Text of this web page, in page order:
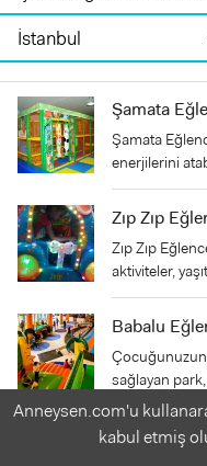
Şamata
Şamata
enerjilerini
Zıp Zıp
Zıp Zıp
aktiviteler,
Babalu
Çocuğunuzun
sağlayan park,
Legoland
Anneysen.com'u
kabul etmiş